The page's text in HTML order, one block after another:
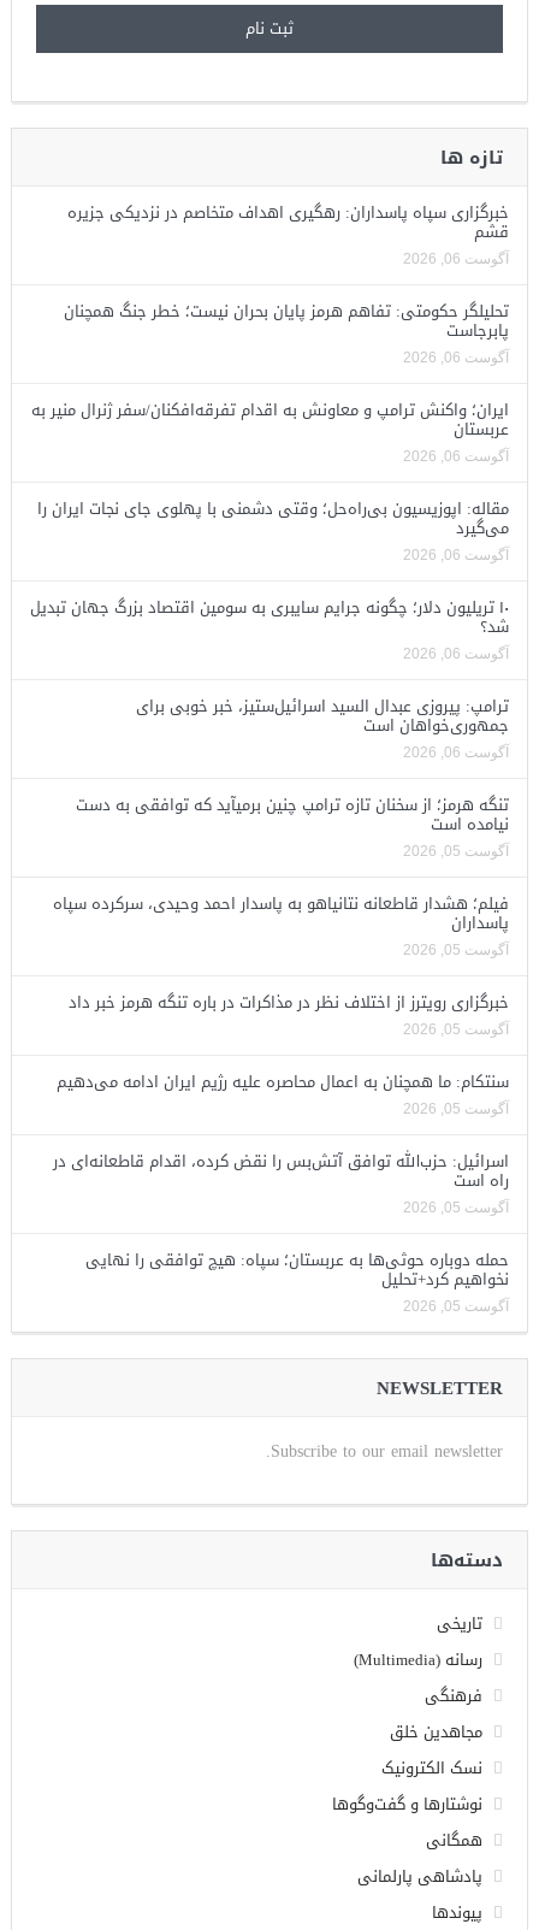
تازه ها
خبرگزاری سپاه پاسداران: رهگیری اهداف متخاصم در نزدیکی جزیره
قشم
آگوست 06, 2026
تحلیلگر حکومتی: تفاهم هرمز پایان بحران نیست؛ خطر جنگ همچنان
پابرجاست
آگوست 06, 2026
ایران؛ واکنش ترامپ و معاونش به اقدام تفرقه‌افکنان/سفر ژنرال منیر به
عربستان
آگوست 06, 2026
مقاله: اپوزیسیون بی‌راه‌حل؛ وقتی دشمنی با پهلوی جای نجات ایران را
می‌گیرد
آگوست 06, 2026
۱۰ تریلیون دلار؛ چگونه جرایم سایبری به سومین اقتصاد بزرگ جهان تبدیل
شد؟
آگوست 06, 2026
ترامپ: پیروزی عبدال السید اسرائیل‌ستیز، خبر خوبی برای
جمهوری‌خواهان است
آگوست 06, 2026
تنگه هرمز؛ از سخنان تازه ترامپ چنین برمیآید که توافقی به دست
نیامده است
آگوست 05, 2026
فیلم؛ هشدار قاطعانه نتانیاهو به پاسدار احمد وحیدی، سرکرده سپاه
پاسداران
آگوست 05, 2026
خبرگزاری رویترز از اختلاف نظر در مذاکرات در باره تنگه هرمز خبر داد
آگوست 05, 2026
سنتکام: ما همچنان به اعمال محاصره علیه رژیم ایران ادامه می‌دهیم
آگوست 05, 2026
اسرائیل: حزب‌الله توافق آتش‌بس را نقض کرده، اقدام قاطعانه‌ای در
راه است
آگوست 05, 2026
حمله دوباره حوثی‌ها به عربستان؛ سپاه: هیچ توافقی را نهایی
نخواهیم کرد+تحلیل
آگوست 05, 2026
NEWSLETTER
Subscribe to our email newsletter.
دسته‌ها
تاریخی
رسانه (Multimedia)
فرهنگی
مجاهدین خلق
نسک الکترونیک
نوشتارها و گفت‌وگوها
همگانی
پادشاهی پارلمانی
پیوندها